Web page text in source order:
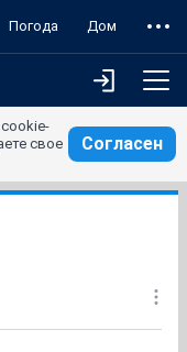
Погода Дом
свое
Согласен